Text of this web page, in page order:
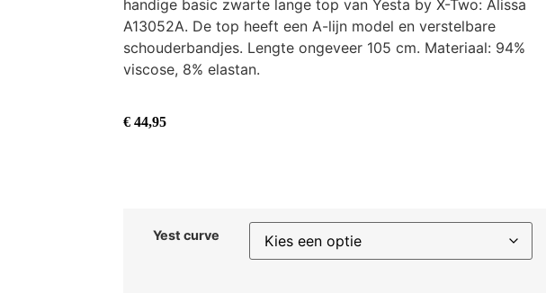
handige basic zwarte lange top van Yesta by X-Two: Alissa
A13052A. De top heeft een A-lijn model en verstelbare
schouderbandjes. Lengte ongeveer 105 cm. Materiaal: 94%
viscose, 8% elastan.
€ 44,95
Yest curve